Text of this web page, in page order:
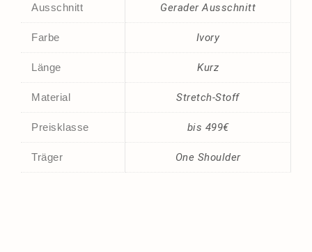
Ausschnitt Gerader Ausschnitt
Farbe Ivory
Länge Kurz
Material Stretch-Stoff
Preisklasse bis 499€
Träger One Shoulder